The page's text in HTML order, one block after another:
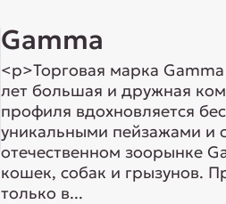
Gamma
<p>Торговая марка
лет большая и дружная
профиля вдохновляется
уникальными пейзажами и
отечественном зоорынке
кошек, собак и грызунов.
только в...